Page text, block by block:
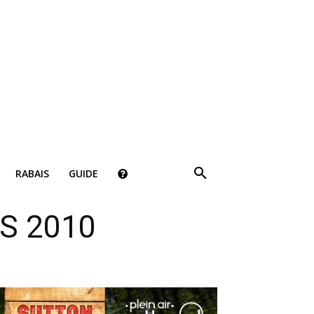
RABAIS GUIDE
2010
des